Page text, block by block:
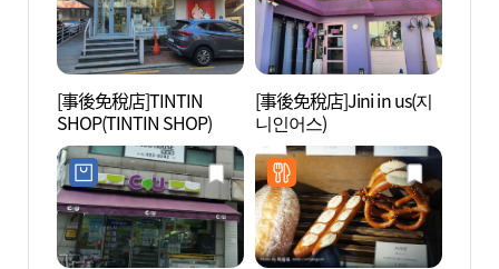
[事後免稅店]TINTIN
SHOP(TINTIN SHOP)
[事後免稅店]Jini in us(지
니인어스)